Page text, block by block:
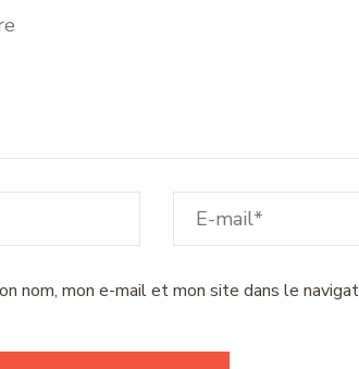
nom, mon e-mail et mon site dans le